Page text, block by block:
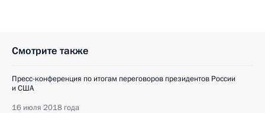
Смотрите также
Пресс-конференция по итогам переговоров президентов России
и США
16 июля 2018 года